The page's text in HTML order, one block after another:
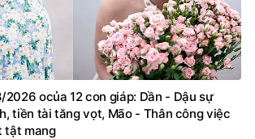
ocủa 12 con giáp: Dần - Dậu sự
tiền tài tăng vọt, Mão - Thân công việc
tật mang